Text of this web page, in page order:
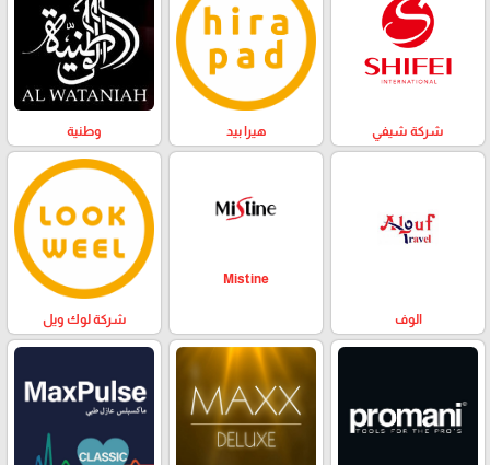
شركة شيفي هيرا بيد وطنية
الوف
Mistine
شركة لوك ويل